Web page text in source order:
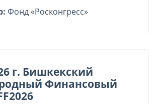
Фонд «Росконгресс»
г. Бишкекский
Финансовый